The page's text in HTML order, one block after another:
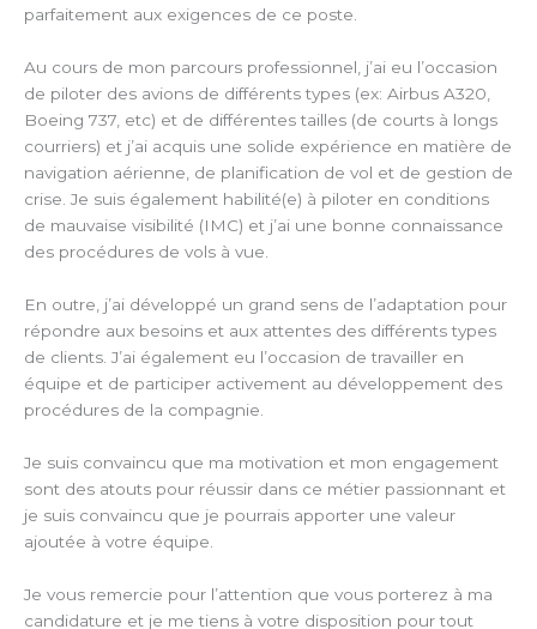
parfaitement aux exigences de ce poste.
Au cours de mon parcours professionnel, j’ai eu l’occasion
de piloter des avions de différents types (ex: Airbus A320,
Boeing 737, etc) et de différentes tailles (de courts à longs
courriers) et j’ai acquis une solide expérience en matière de
navigation aérienne, de planification de vol et de gestion de
crise. Je suis également habilité(e) à piloter en conditions
de mauvaise visibilité (IMC) et j’ai une bonne connaissance
des procédures de vols à vue.
En outre, j’ai développé un grand sens de l’adaptation pour
répondre aux besoins et aux attentes des différents types
de clients. J’ai également eu l’occasion de travailler en
équipe et de participer activement au développement des
procédures de la compagnie.
Je suis convaincu que ma motivation et mon engagement
sont des atouts pour réussir dans ce métier passionnant et
je suis convaincu que je pourrais apporter une valeur
ajoutée à votre équipe.
Je vous remercie pour l’attention que vous porterez à ma
candidature et je me tiens à votre disposition pour tout